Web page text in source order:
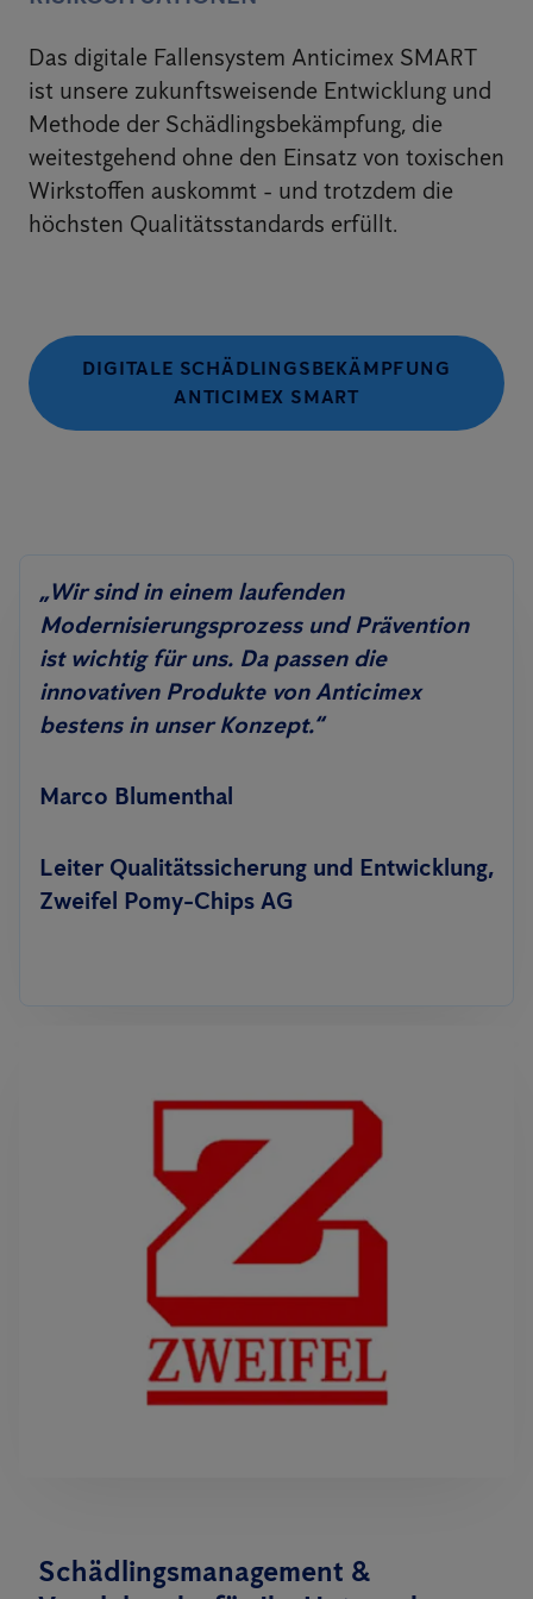
Das digitale Fallensystem Anticimex SMART
ist unsere zukunftsweisende Entwicklung und
Methode der Schädlingsbekämpfung, die
weitestgehend ohne den Einsatz von toxischen
Wirkstoffen auskommt - und trotzdem die
höchsten Qualitätsstandards erfüllt.
DIGITALE SCHÄDLINGSBEKÄMPFUNG
ANTICIMEX SMART
„Wir sind in einem laufenden
Modernisierungsprozess und Prävention
ist wichtig für uns. Da passen die
innovativen Produkte von Anticimex
bestens in unser Konzept.“
Marco Blumenthal
Leiter Qualitätssicherung und Entwicklung,
Zweifel Pomy-Chips AG
Schädlingsmanagement &